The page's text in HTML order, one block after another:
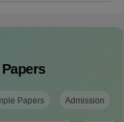
Papers Admission